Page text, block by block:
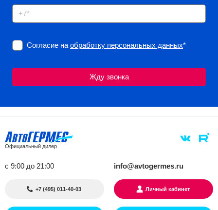
Согласие на обработку персональных данных*
Официальный дилер
с 9:00 до 21:00 info@avtogermes.ru
+7 (495) 011-40-03 Личный кабинет